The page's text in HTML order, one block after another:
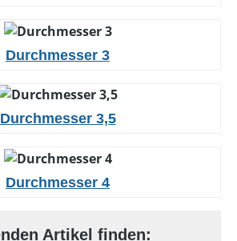
Durchmesser 3
Durchmesser 3,5
Durchmesser 4